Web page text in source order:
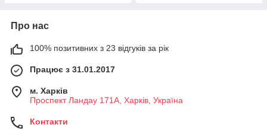
Про нас
100% позитивних з 23 відгуків за рік
Працює з 31.01.2017
м. Харків
Проспект Ландау 171А, Харків, Україна
Контакти